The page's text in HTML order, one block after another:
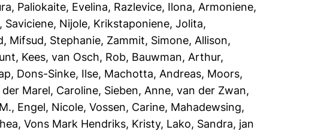
, Paliokaite, Evelina, Razlevice, Ilona, Armoniene,
, Saviciene, Nijole, Krikstaponiene, Jolita,
, Mifsud, Stephanie, Zammit, Simone, Allison,
Kees,van Osch, Rob, Bauwman, Arthur,
, Dons-Sinke, Ilse, Machotta, Andreas, Moors,
Marel, Caroline, Sieben, Anne,van der Zwan,
, Engel, Nicole,Vossen, Carine, Mahadewsing,
,Vons Mark Hendriks, Kristy, Lako, Sandra, jan